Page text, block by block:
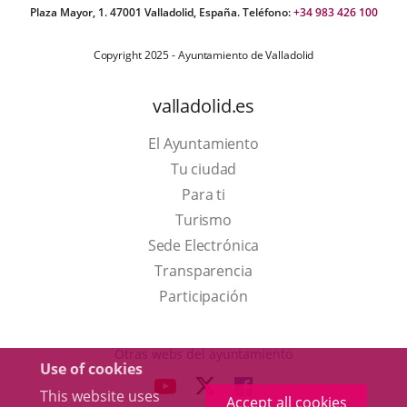
Use of cookies
This website uses
Accept all cookies
Plaza Mayor, 1. 47001 Valladolid, España. Teléfono:+34 983 426 100
Copyright 2025 - Ayuntamiento de Valladolid
valladolid.es
El Ayuntamiento
Tu ciudad
Para ti
TurismoThis
link
will
open
a
up
Sede Electrónica
Transparencia
Participación
Otras webs del ayuntamiento
LINK LINKLINK